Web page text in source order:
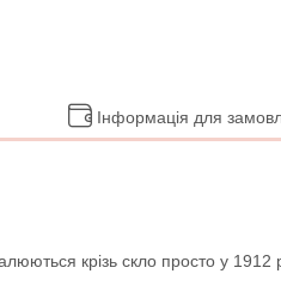
Інформація для
крізь скло просто у 1912